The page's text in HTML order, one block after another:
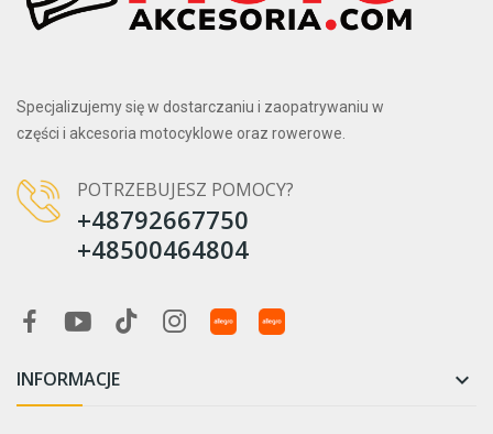
Specjalizujemy się w dostarczaniu i zaopatrywaniu w
części i akcesoria motocyklowe oraz rowerowe.
POTRZEBUJESZ POMOCY?
+48792667750
+48500464804
INFORMACJE 